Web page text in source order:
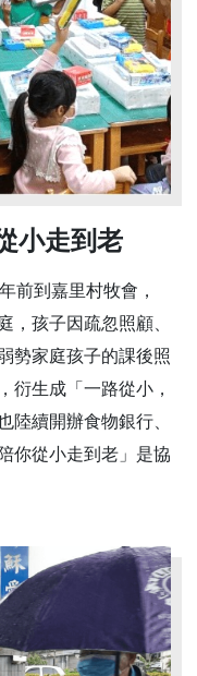
小走到老
前到嘉里村牧會，
孩子因疏忽照顧、
勢家庭孩子的課後照
衍生成「一路從小，
續開辦食物銀行、
你從小走到老」是協